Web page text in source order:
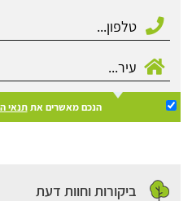
הנכם מאשרים אתתנאי
ביקורות וחוות דעת